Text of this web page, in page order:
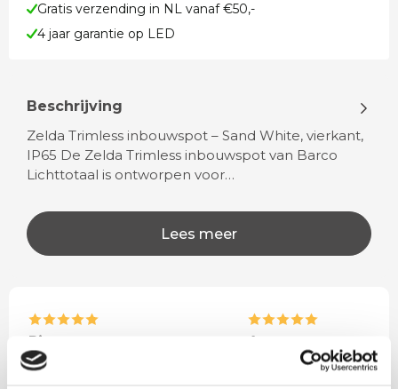
Gratis verzending in NL vanaf €50,-
4 jaar garantie op LED
Beschrijving
Zelda Trimless inbouwspot – Sand White, vierkant,
IP65 De Zelda Trimless inbouwspot van Barco
Lichttotaal is ontworpen voor…
Lees meer
Rian
Fijne site waar ik een mooie
Anne
Het bestellen,